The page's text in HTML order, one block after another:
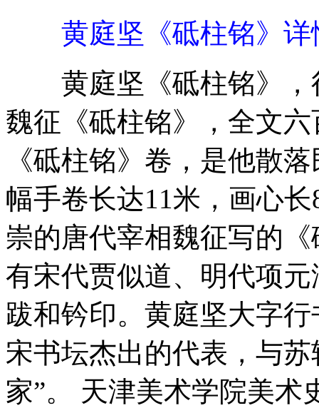
黄庭坚《砥柱铭》详
黄庭坚《砥柱铭》，
魏征《砥柱铭》，全文
《砥柱铭》卷，是他散
幅手卷长达11米，画心
崇的唐代宰相魏征写的
有宋代贾似道、明代项
跋和钤印。黄庭坚大字
宋书坛杰出的代表，与
家”。 天津美术学院美术